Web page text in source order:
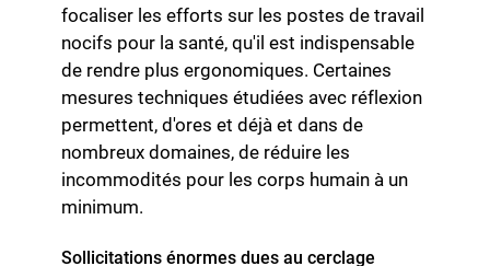
focaliser les efforts sur les postes de travail
nocifs pour la santé, qu'il est indispensable
de rendre plus ergonomiques. Certaines
mesures techniques étudiées avec réflexion
permettent, d'ores et déjà et dans de
nombreux domaines, de réduire les
incommodités pour les corps humain à un
minimum.
Sollicitations énormes dues au cerclage